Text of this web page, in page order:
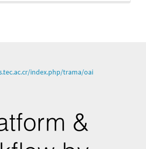
index.php/trama/oai